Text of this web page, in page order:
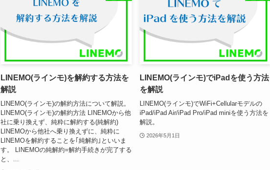
LINEMO(ラインモ)を解約する方法を
解説
LINEMO(ラインモ)の解約方法について解説。
LINEMO(ラインモ)の解約方法 LINEMOから他
社に乗り換えず、純粋に解約する(純解約)
LINEMOから他社へ乗り換えずに、純粋に
LINEMOを解約することを｢純解約｣といいま
す。 LINEMOの純解約=解約手続きが完了する
と、...
LINEMO(ラインモ)でiPadを使う方法
を解説
LINEMO(ラインモ)でWiFi+Cellularモデルの
iPad/iPad Air/iPad Pro/iPad miniを使う方法を
解説。
2026年5月1日